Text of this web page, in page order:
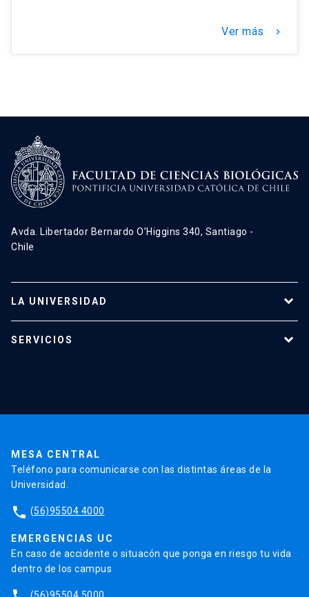
Ver más keyboard_arrow_right
Avda. Libertador Bernardo O’Higgins 340, Santiago -
Chile
LA UNIVERSIDAD
Admisión
SERVICIOS
MESA CENTRAL
Teléfono para comunicarse con las distintas áreas de la
Universidad.
phone (56)95504 4000
EMERGENCIAS UC
En caso de accidente o situacón que ponga en riesgo tu vida
dentro de los campus
(56)95504 5000